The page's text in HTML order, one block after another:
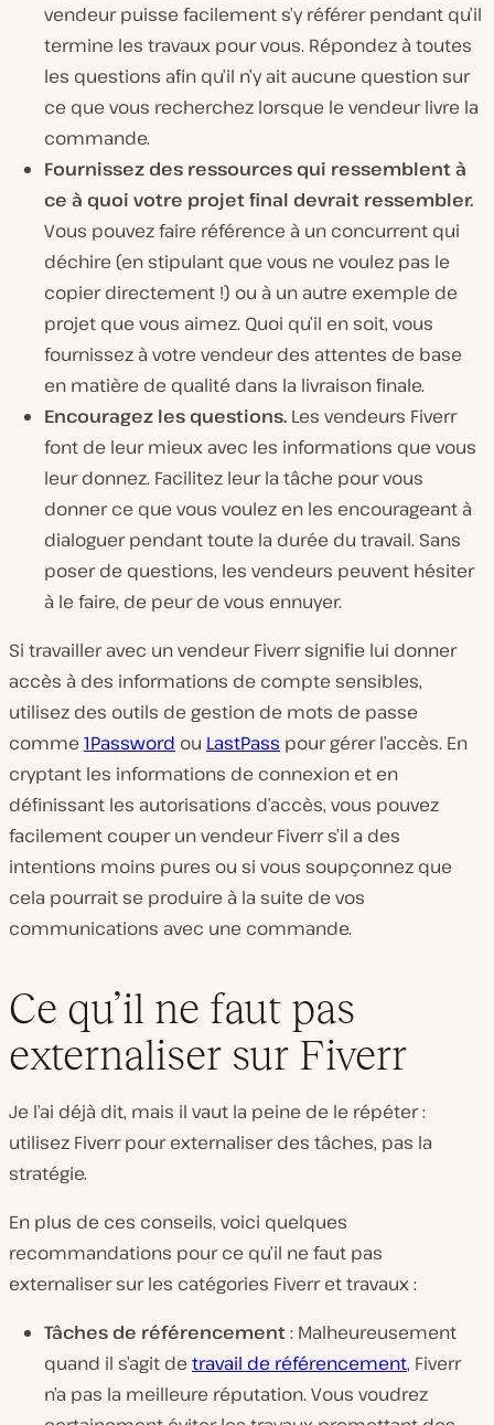
vendeur puisse facilement s’y référer pendant qu’il
termine les travaux pour vous. Répondez à toutes
les questions afin qu’il n’y ait aucune question sur
ce que vous recherchez lorsque le vendeur livre la
commande.
Fournissez des ressources qui ressemblent à
ce à quoi votre projet final devrait ressembler.
Vous pouvez faire référence à un concurrent qui
déchire (en stipulant que vous ne voulez pas le
copier directement !) ou à un autre exemple de
projet que vous aimez. Quoi qu’il en soit, vous
fournissez à votre vendeur des attentes de base
en matière de qualité dans la livraison finale.
Encouragez les questions. Les vendeurs Fiverr
font de leur mieux avec les informations que vous
leur donnez. Facilitez leur la tâche pour vous
donner ce que vous voulez en les encourageant à
dialoguer pendant toute la durée du travail. Sans
poser de questions, les vendeurs peuvent hésiter
à le faire, de peur de vous ennuyer.
Si travailler avec un vendeur Fiverr signifie lui donner
accès à des informations de compte sensibles,
utilisez des outils de gestion de mots de passe
comme 1Password ou LastPass pour gérer l’accès. En
cryptant les informations de connexion et en
définissant les autorisations d’accès, vous pouvez
facilement couper un vendeur Fiverr s’il a des
intentions moins pures ou si vous soupçonnez que
cela pourrait se produire à la suite de vos
communications avec une commande.
Ce qu’il ne faut pas
externaliser sur Fiverr
Je l’ai déjà dit, mais il vaut la peine de le répéter :
utilisez Fiverr pour externaliser des tâches, pas la
stratégie.
En plus de ces conseils, voici quelques
recommandations pour ce qu’il ne faut pas
externaliser sur les catégories Fiverr et travaux :
Tâches de référencement: Malheureusement
quand il s’agit de travail de référencement, Fiverr
n’a pas la meilleure réputation. Vous voudrez